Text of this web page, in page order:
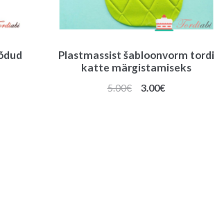
Plastmassist šabloonvorm tordi
katte märgistamiseks
5.00€
Algne
3.00€Praegune